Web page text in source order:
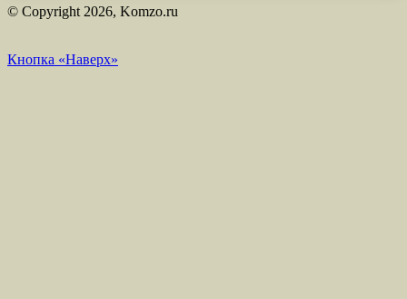
© Copyright 2026, Komzo.ru
Кнопка «Наверх»